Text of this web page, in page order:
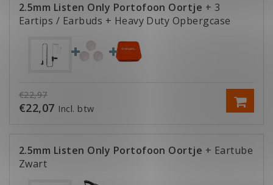
2.5mm Listen Only Portofoon Oortje + 3
Eartips / Earbuds + Heavy Duty Opbergcase
€22,97
€22,07 Incl. btw
2.5mm Listen Only Portofoon Oortje + Eartube
Zwart